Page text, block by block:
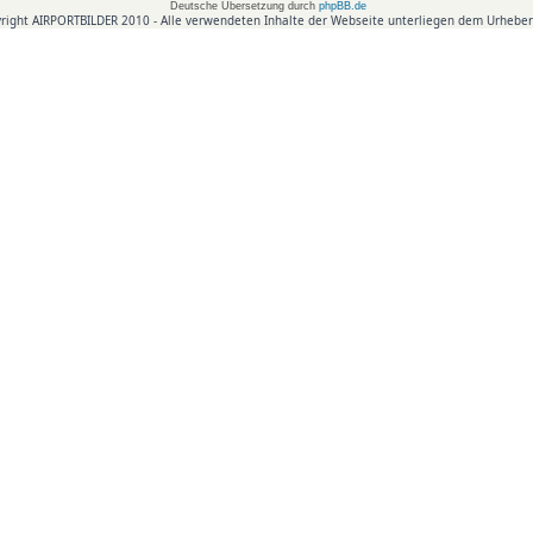
Deutsche Übersetzung durch phpBB.de
AIRPORTBILDER 2010 - Alle verwendeten Inhalte der Webseite unterliegen dem